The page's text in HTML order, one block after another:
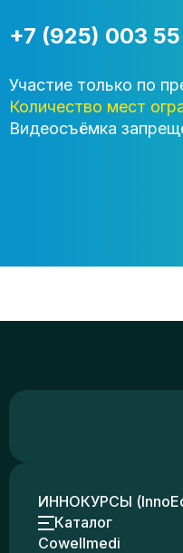
+7 (925) 003
Участие только по
Количество мест
Видеосъёмка
ИННОКУРСЫ
Каталог
Cowellmedi